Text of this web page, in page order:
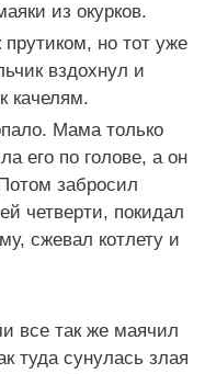
из окурков.
но тот уже
вздохнул и
качелям.
Мама только
его по голове, а он
забросил
четверти, покидал
сжевал котлету и
все так же маячил
туда сунулась злая